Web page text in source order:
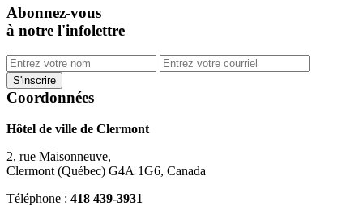
Abonnez-vous
à notre l'infolettre
Coordonnées
Hôtel de ville de Clermont
2, rue Maisonneuve,
Clermont (Québec) G4A 1G6, Canada
Téléphone : 418 439-3931